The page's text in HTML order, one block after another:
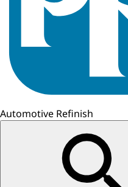
Automotive Refinish